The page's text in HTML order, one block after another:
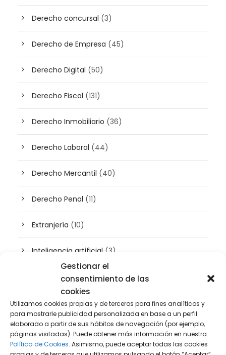
Gestionar el
consentimiento de las
cookies
Utilizamos cookies propias y de terceros para fines analíticos y
para mostrarle publicidad personalizada en base a un perfil
elaborado a partir de sus hábitos de navegación (por ejemplo,
páginas visitadas). Puede obtener más información en nuestra
Política de Cookies. Asimismo, puede aceptar todas las cookies
Derecho concursal (3)
Derecho de Empresa (45)
Derecho Digital (50)
Derecho Fiscal (131)
Derecho Inmobiliario (36)
Derecho Laboral (44)
Derecho Mercantil (40)
Derecho Penal (11)
Extranjería (10)
Inteligencia artificial (3)
Patrimonio(5)
Plusvalía(2)
Prensa(2)